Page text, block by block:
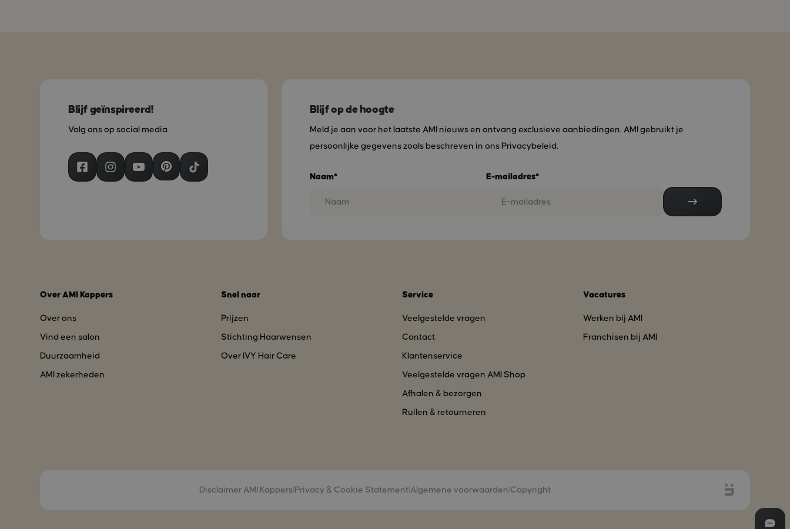
Blijf geïnspireerd!
Volg ons op social media
Blijf op de hoogte
Meld je aan voor het laatste AMI nieuws en ontvang exclusieve aanbiedingen. AMI gebruikt je
persoonlijke gegevens zoals beschreven in ons Privacybeleid.
Naam* E-mailadres*
Over AMI Kappers
Over ons
Vind een salon
Duurzaamheid
AMI zekerheden
Snel naar
Prijzen
Stichting Haarwensen
Over IVY Hair Care
Service
Veelgestelde vragen
Contact
Klantenservice
Veelgestelde vragen AMI Shop
Afhalen & bezorgen
Ruilen & retourneren
Vacatures
Werken bij AMI
Franchisen bij AMI
Disclaimer AMI Kappers Privacy & Cookie Statement Algemene voorwaarden Copyright